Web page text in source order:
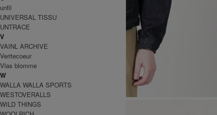
unfil
UNIVERSAL TISSU
UNTRACE
V
VAINL ARCHIVE
Veritecoeur
Vlas blomme
W
WALLA WALLA SPORTS
WESTOVERALLS
WILD THINGS